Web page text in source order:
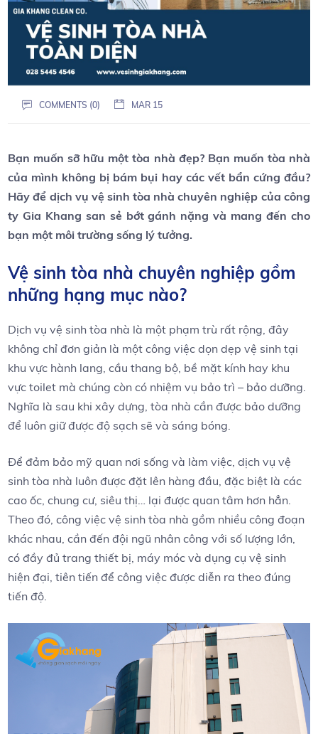
COMMENTS (0) MAR 15
Bạn muốn sỡ hữu một tòa nhà đẹp? Bạn muốn tòa nhà
của mình không bị bám bụi hay các vết bẩn cứng đầu?
Hãy để dịch vụ vệ sinh tòa nhà chuyên nghiệp của công
ty Gia Khang san sẻ bớt gánh nặng và mang đến cho
bạn một môi trường sống lý tưởng.
Vệ sinh tòa nhà chuyên nghiệp gồm
những hạng mục nào?
Dịch vụ vệ sinh tòa nhà là một phạm trù rất rộng, đây
không chỉ đơn giản là một công việc dọn dẹp vệ sinh tại
khu vực hành lang, cầu thang bộ, bề mặt kính hay khu
vực toilet mà chúng còn có nhiệm vụ bảo trì – bảo dưỡng.
Nghĩa là sau khi xây dựng, tòa nhà cần được bảo dưỡng
để luôn giữ được độ sạch sẽ và sáng bóng.
Để đảm bảo mỹ quan nơi sống và làm việc, dịch vụ vệ
sinh tòa nhà luôn được đặt lên hàng đầu, đặc biệt là các
cao ốc, chung cư, siêu thị… lại được quan tâm hơn hẳn.
Theo đó, công việc vệ sinh tòa nhà gồm nhiều công đoạn
khác nhau, cần đến đội ngũ nhân công với số lượng lớn,
có đầy đủ trang thiết bị, máy móc và dụng cụ vệ sinh
hiện đại, tiên tiến để công việc được diễn ra theo đúng
tiến độ.